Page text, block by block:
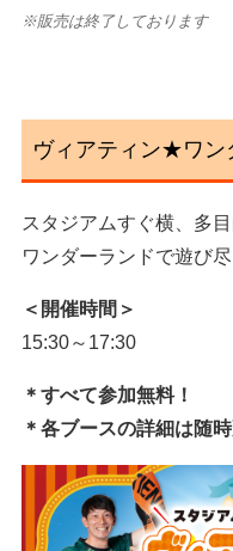
※販売は終了しております
ヴィアティン★ワン
スタジアムすぐ横、多
ワンダーランドで遊び尽
＜開催時間＞
15:30～17:30
＊すべて参加無料！
＊各ブースの詳細は随